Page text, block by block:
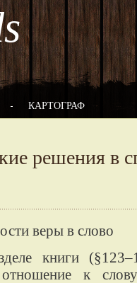
КАРТОГРАФ
решения в
веры в слово
книги
отношение к